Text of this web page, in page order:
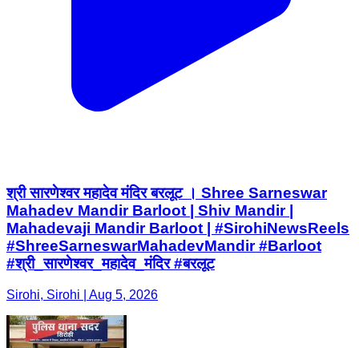
श्री सारणेश्वर महादेव मंदिर बरलूट । Shree Sarneswar
Mahadev Mandir Barloot | Shiv Mandir |
Mahadevaji Mandir Barloot | #SirohiNewsReels
#ShreeSarneswarMahadevMandir #Barloot
#श्री_सारणेश्वर_महादेव_मंदिर #बरलूट
Sirohi, Sirohi | Aug 5, 2026